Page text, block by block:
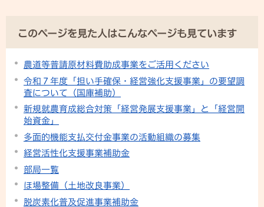
このページを見た人はこんなページも見ています
農道等普請原材料費助成事業をご活用ください
令和７年度「担い手確保・経営強化支援事業」の要望調
査について（国庫補助）
新規就農育成総合対策「経営発展支援事業」と「経営開
始資金」
多面的機能支払交付金事業の活動組織の募集
経営活性化支援事業補助金
部局一覧
ほ場整備（土地改良事業）
脱炭素化普及促進事業補助金